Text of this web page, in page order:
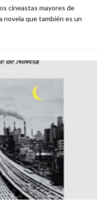
cineastas mayores de
novela que también es un